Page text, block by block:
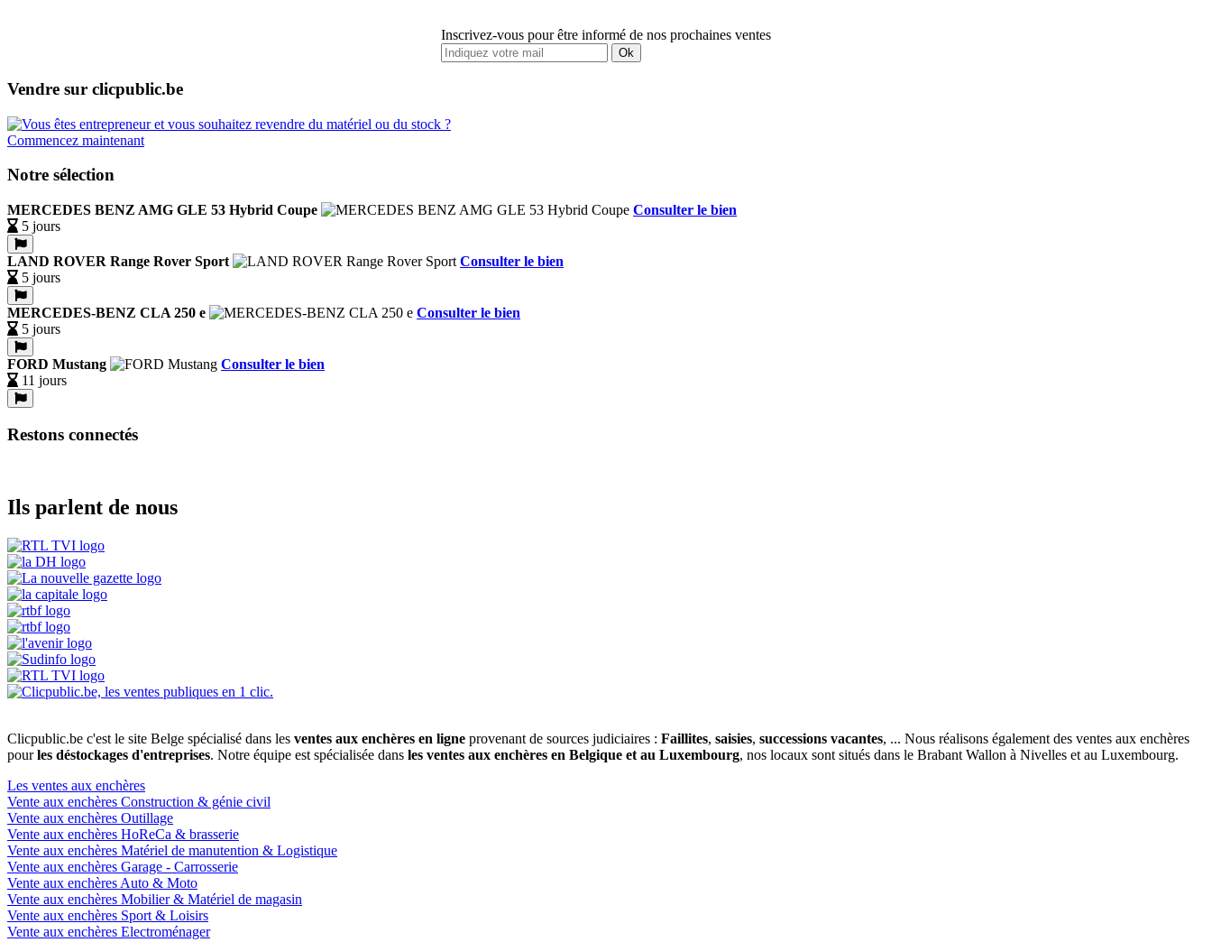
Inscrivez-vous pour être informé de nos prochaines ventes
Ok
Vendre sur clicpublic.be
Commencez maintenant
Notre sélection
MERCEDES BENZ AMG GLE 53 Hybrid Coupe
Consulter le bien
5 jours
LAND ROVER Range Rover Sport
Consulter le bien
5 jours
MERCEDES-BENZ CLA 250 e
Consulter le bien
5 jours
FORD Mustang
Consulter le bien
11 jours
Restons connectés
Ils parlent de nous
Clicpublic.be c'est le site Belge spécialisé dans les ventes aux enchères en ligne provenant de sources judiciaires : Faillites, saisies, successions vacantes, ... Nous réalisons également des ventes aux enchères
pourles déstockages d'entreprises. Notre équipe est spécialisée dans les ventes aux enchères en Belgique et au Luxembourg, nos locaux sont situés dans le Brabant Wallon à Nivelles et au Luxembourg.
Les ventes aux enchères
Vente aux enchères Construction & génie civil
Vente aux enchères Outillage
Vente aux enchères HoReCa & brasserie
Vente aux enchères Matériel de manutention & Logistique
Vente aux enchères Garage - Carrosserie
Vente aux enchères Auto & Moto
Vente aux enchères Mobilier & Matériel de magasin
Vente aux enchères Sport & Loisirs
Vente aux enchères Electroménager